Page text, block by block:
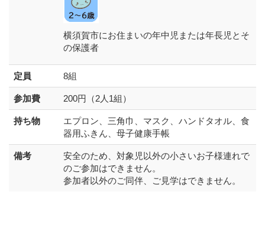
横須賀市にお住まいの年中児または年長児とそ
の保護者
定員 8組
参加費 200円（2人1組）
持ち物
エプロン、三角巾、マスク、ハンドタオル、食
器用ふきん、母子健康手帳
備考
安全のため、対象児以外の小さいお子様連れで
のご参加はできません。
参加者以外のご同伴、ご見学はできません。